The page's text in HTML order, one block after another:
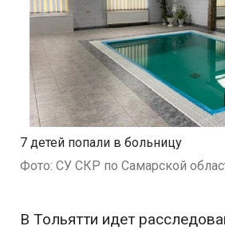
7 детей попали в больницу
Фото: СУ СКР по Самарской
В Тольятти идет